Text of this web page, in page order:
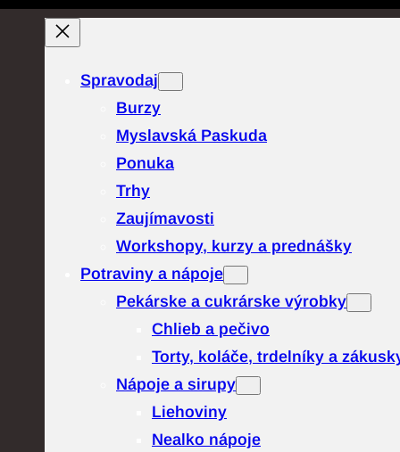
Prejsť
Spravodaj
Burzy
Myslavská Paskuda
Ponuka
Trhy
Zaujímavosti
Workshopy, kurzy a prednášky
Potraviny a nápoje
Pekárske a cukrárske výrobky
Chlieb a pečivo
Torty, koláče, trdelníky a
Nápoje a sirupy
Liehoviny
Nealko nápoje